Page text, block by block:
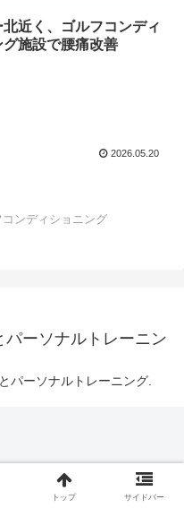
北近く、ゴルフコンディ
グ施設で腰痛改善
2026.05.20
ンディショニング
ーソナルトレーニン
パーソナルトレーニング.
トップ サイドバー